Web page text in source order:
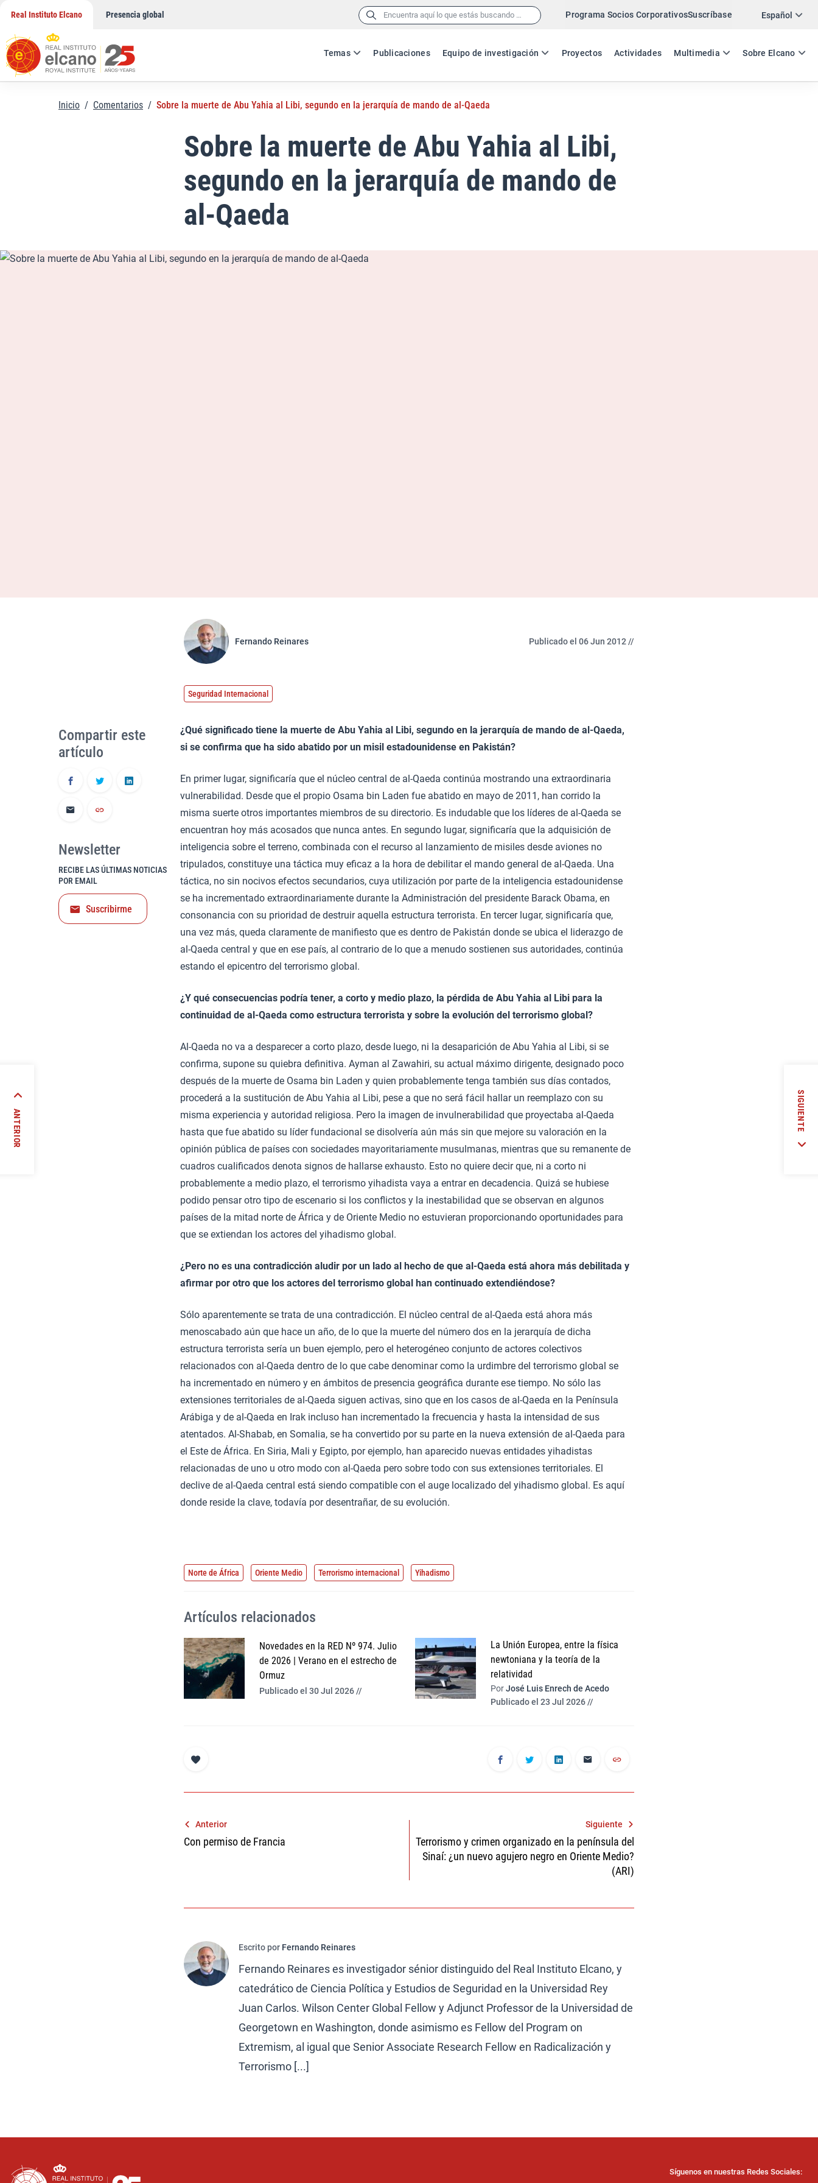
contenido
Real Instituto Elcano Presencia global Buscar: Programa Socios CorporativosSuscríbase Español
ES EN
Temas Publicaciones Equipo de investigación Proyectos Actividades Multimedia Sobre Elcano
Twitter
Inicio / Comentarios / Sobre la muerte de Abu Yahia al Libi, segundo en la jerarquía de mando de al-Qaeda
Sobre la muerte de Abu Yahia al Libi,
segundo en la jerarquía de mando de
al-Qaeda
Fernando Reinares Publicado el 06 Jun 2012 //
Seguridad Internacional
¿Qué significado tiene la muerte de Abu Yahia al Libi, segundo en la jerarquía de mando de al-Qaeda,
si se confirma que ha sido abatido por un misil estadounidense en Pakistán?
En primer lugar, significaría que el núcleo central de al-Qaeda continúa mostrando una extraordinaria
vulnerabilidad. Desde que el propio Osama bin Laden fue abatido en mayo de 2011, han corrido la
misma suerte otros importantes miembros de su directorio. Es indudable que los líderes de al-Qaeda se
encuentran hoy más acosados que nunca antes. En segundo lugar, significaría que la adquisición de
inteligencia sobre el terreno, combinada con el recurso al lanzamiento de misiles desde aviones no
tripulados, constituye una táctica muy eficaz a la hora de debilitar el mando general de al-Qaeda. Una
táctica, no sin nocivos efectos secundarios, cuya utilización por parte de la inteligencia estadounidense
se ha incrementado extraordinariamente durante la Administración del presidente Barack Obama, en
consonancia con su prioridad de destruir aquella estructura terrorista. En tercer lugar, significaría que,
una vez más, queda claramente de manifiesto que es dentro de Pakistán donde se ubica el liderazgo de
al-Qaeda central y que en ese país, al contrario de lo que a menudo sostienen sus autoridades, continúa
estando el epicentro del terrorismo global.
¿Y qué consecuencias podría tener, a corto y medio plazo, la pérdida de Abu Yahia al Libi para la
continuidad de al-Qaeda como estructura terrorista y sobre la evolución del terrorismo global?
Al-Qaeda no va a desparecer a corto plazo, desde luego, ni la desaparición de Abu Yahia al Libi, si se
confirma, supone su quiebra definitiva. Ayman al Zawahiri, su actual máximo dirigente, designado poco
después de la muerte de Osama bin Laden y quien probablemente tenga también sus días contados,
procederá a la sustitución de Abu Yahia al Libi, pese a que no será fácil hallar un reemplazo con su
misma experiencia y autoridad religiosa. Pero la imagen de invulnerabilidad que proyectaba al-Qaeda
hasta que fue abatido su líder fundacional se disolvería aún más sin que mejore su valoración en la
opinión pública de países con sociedades mayoritariamente musulmanas, mientras que su remanente de
cuadros cualificados denota signos de hallarse exhausto. Esto no quiere decir que, ni a corto ni
probablemente a medio plazo, el terrorismo yihadista vaya a entrar en decadencia. Quizá se hubiese
podido pensar otro tipo de escenario si los conflictos y la inestabilidad que se observan en algunos
países de la mitad norte de África y de Oriente Medio no estuvieran proporcionando oportunidades para
que se extiendan los actores del yihadismo global.
¿Pero no es una contradicción aludir por un lado al hecho de que al-Qaeda está ahora más debilitada y
afirmar por otro que los actores del terrorismo global han continuado extendiéndose?
Sólo aparentemente se trata de una contradicción. El núcleo central de al-Qaeda está ahora más
menoscabado aún que hace un año, de lo que la muerte del número dos en la jerarquía de dicha
estructura terrorista sería un buen ejemplo, pero el heterogéneo conjunto de actores colectivos
relacionados con al-Qaeda dentro de lo que cabe denominar como la urdimbre del terrorismo global se
ha incrementado en número y en ámbitos de presencia geográfica durante ese tiempo. No sólo las
extensiones territoriales de al-Qaeda siguen activas, sino que en los casos de al-Qaeda en la Península
Arábiga y de al-Qaeda en Irak incluso han incrementado la frecuencia y hasta la intensidad de sus
atentados. Al-Shabab, en Somalia, se ha convertido por su parte en la nueva extensión de al-Qaeda para
el Este de África. En Siria, Mali y Egipto, por ejemplo, han aparecido nuevas entidades yihadistas
relacionadas de uno u otro modo con al-Qaeda pero sobre todo con sus extensiones territoriales. El
declive de al-Qaeda central está siendo compatible con el auge localizado del yihadismo global. Es aquí
donde reside la clave, todavía por desentrañar, de su evolución.
Compartir este
artículo
Newsletter
RECIBE LAS ÚLTIMAS NOTICIAS
POR EMAIL
Suscribirme
Norte de África Oriente Medio Terrorismo internacional Yihadismo
Artículos relacionados
Novedades en la RED Nº 974. Julio
de 2026 | Verano en el estrecho de
Ormuz
Publicado el 30 Jul 2026 //
La Unión Europea, entre la física
newtoniana y la teoría de la
relatividad
PorJosé Luis Enrech de Acedo
Publicado el 23 Jul 2026 //
Navegación
Anterior
Con permiso de Francia
Siguiente
Terrorismo y crimen organizado en la península del
Sinaí: ¿un nuevo agujero negro en Oriente Medio?
(ARI)
Escrito por Fernando Reinares
Fernando Reinares es investigador sénior distinguido del Real Instituto Elcano, y
catedrático de Ciencia Política y Estudios de Seguridad en la Universidad Rey
Juan Carlos. Wilson Center Global Fellow y Adjunct Professor de la Universidad de
Georgetown en Washington, donde asimismo es Fellow del Program on
Extremism, al igual que Senior Associate Research Fellow en Radicalización y
Terrorismo [...]
Síguenos en nuestras Redes Sociales:
ANTERIOR SIGUIENTE